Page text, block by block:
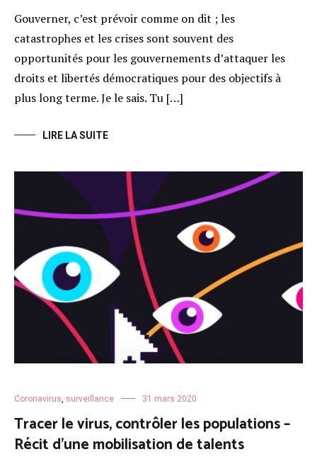
Gouverner, c’est prévoir comme on dit ; les
catastrophes et les crises sont souvent des
opportunités pour les gouvernements d’attaquer les
droits et libertés démocratiques pour des objectifs à
plus long terme. Je le sais. Tu […]
LIRE LA SUITE
Coronavirus, surveillance 31 mars 2020
Tracer le virus, contrôler les populations –
Récit d’une mobilisation de talents